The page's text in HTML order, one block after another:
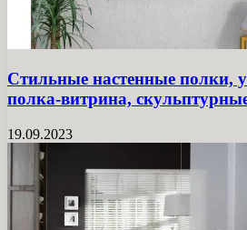
Стильные настенные полки,
полка-витрина,
19.09.2023